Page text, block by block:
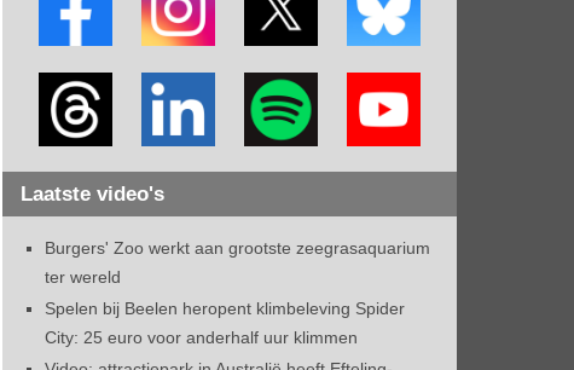
Laatste video's
Burgers' Zoo werkt aan grootste zeegrasaquarium
ter wereld
Spelen bij Beelen heropent klimbeleving Spider
City: 25 euro voor anderhalf uur klimmen